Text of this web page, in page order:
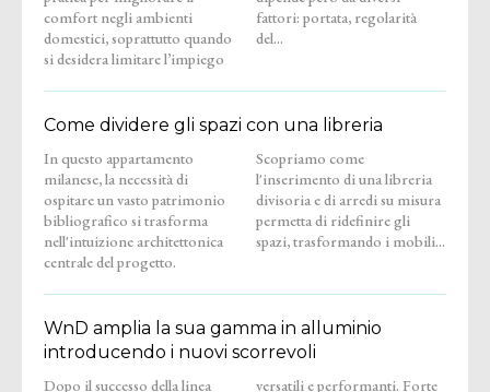
comfort negli ambienti
domestici, soprattutto quando
si desidera limitare l’impiego
fattori: portata, regolarità
del...
Come dividere gli spazi con una libreria
In questo appartamento
milanese, la necessità di
ospitare un vasto patrimonio
bibliografico si trasforma
nell'intuizione architettonica
centrale del progetto.
Scopriamo come
l'inserimento di una libreria
divisoria e di arredi su misura
permetta di ridefinire gli
spazi, trasformando i mobili...
WnD amplia la sua gamma in alluminio
introducendo i nuovi scorrevoli
Dopo il successo della linea
versatili e performanti. Forte